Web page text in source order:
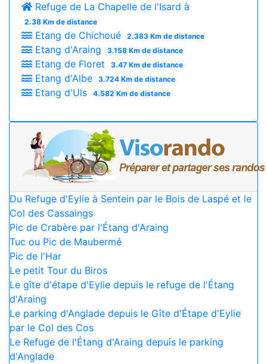
Refuge de La Chapelle de l'Isard à
2.38 Km de distance
Etang de Chichoué 2.383 Km de distance
Etang d'Araing 3.158 Km de distance
Etang de Floret 3.47 Km de distance
Etang d'Albe 3.724 Km de distance
Etang d'Uls 4.582 Km de distance
Du Refuge d'Eylie à Sentein par le Bois de Laspé et le
Col des Cassaings
Pic de Crabère par l'Étang d'Araing
Tuc ou Pic de Maubermé
Pic de l'Har
Le petit Tour du Biros
Le gîte d'étape d'Eylie depuis le refuge de l'Étang
d'Araing
Le parking d'Anglade depuis le Gîte d'Étape d'Eylie
par le Col des Cos
Le Refuge de l'Étang d'Araing depuis le parking
d'Anglade